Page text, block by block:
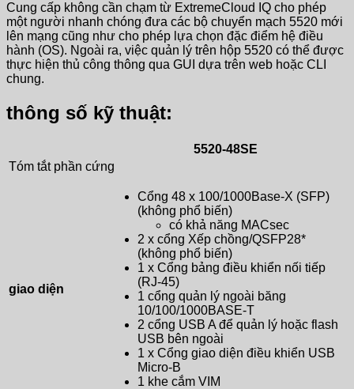
Cung cấp không cần chạm từ ExtremeCloud IQ cho phép
một người nhanh chóng đưa các bộ chuyển mạch 5520 mới
lên mạng cũng như cho phép lựa chọn đặc điểm hệ điều
hành (OS). Ngoài ra, việc quản lý trên hộp 5520 có thể được
thực hiện thủ công thông qua GUI dựa trên web hoặc CLI
chung.
thông số kỹ thuật:
5520-48SE
Tóm tắt phần cứng
giao diện
Cổng 48 x 100/1000Base-X (SFP)
(không phổ biến)
có khả năng MACsec
2 x cổng Xếp chồng/QSFP28*
(không phổ biến)
1 x Cổng bảng điều khiển nối tiếp
(RJ-45)
1 cổng quản lý ngoài băng
10/100/1000BASE-T
2 cổng USB A để quản lý hoặc flash
USB bên ngoài
1 x Cổng giao diện điều khiển USB
Micro-B
1 khe cắm VIM